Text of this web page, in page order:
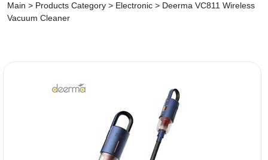
Main > Products Category > Electronic > Deerma VC811 Wireless
Vacuum Cleaner